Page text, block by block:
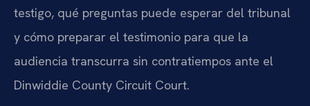
testigo, qué preguntas puede esperar del tribunal
y cómo preparar el testimonio para que la
audiencia transcurra sin contratiempos ante el
Dinwiddie County Circuit Court.